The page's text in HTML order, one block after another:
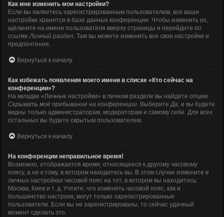
Как мне изменить мои настройки?
Если вы являетесь зарегистрированным пользователем, все ваши
настройки хранятся в базе данных конференции. Чтобы изменить их,
щёлкните на имени пользователя вверху страницы и перейдите по
ссылкеЛичный раздел. Там вы можете изменить все свои настройки и
предпочтения.
Вернуться к началу
Как избежать появления моего имени в списке «Кто сейчас на
конференции»?
На вкладке «Личные настройки» в личном разделе вы найдёте опцию
Скрывать моё пребывание на конференции. ВыберитеДа, и вы будете
видны только администраторам, модераторам и самому себе. Для всех
остальных вы будете скрытым пользователем.
Вернуться к началу
На конференции неправильное время!
Возможно, отображается время, относящееся к другому часовому
поясу, а не к тому, в котором находитесь вы. В этом случае измените в
личных настройках часовой пояс на тот, в котором вы находитесь:
Москва, Киев и т. д. Учтите, что изменять часовой пояс, как и
большинство настроек, могут только зарегистрированные
пользователи. Если вы не зарегистрированы, то сейчас удачный
момент сделать это.